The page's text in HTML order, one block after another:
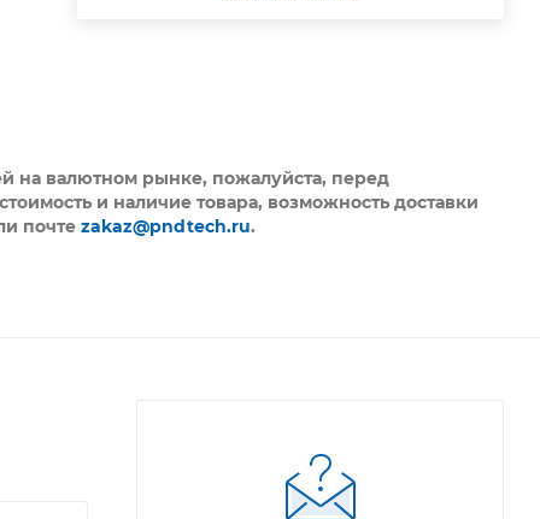
на валютном рынке, пожалуйста, перед
и наличие товара, возможность доставки
почтеzakaz@pndtech.ru.